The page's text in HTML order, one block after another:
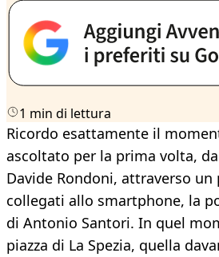
1 min di lettura
Ricordo esattamente il
ascoltato per la prima volta,
Davide Rondoni, attraverso
collegati allo smartphone, la
di Antonio Santori. In quel
piazza di La Spezia, quella